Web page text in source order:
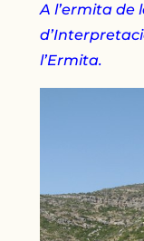
A l’ermita de
l’Ermita.